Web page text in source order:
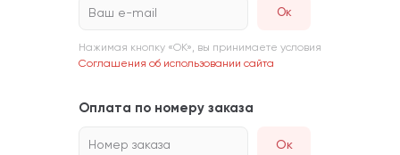
Ваш e-mail
Нажимая кнопку «ОК», вы принимаете условия
Соглашения об использовании сайта
Оплата по номеру заказа
Номер заказа Ок